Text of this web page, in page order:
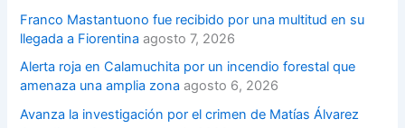
Franco Mastantuono fue recibido por una multitud en su
llegada a Fiorentina agosto 7, 2026
Alerta roja en Calamuchita por un incendio forestal que
amenaza una amplia zona agosto 6, 2026
Avanza la investigación por el crimen de Matías Álvarez